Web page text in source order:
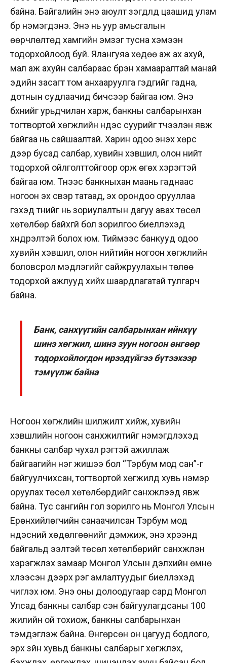
байна. Байгалийн энэ аюулт үзэгдлүүд цаашид улам
бүр нэмэгдэнэ. Энэ нь уур амьсгалын
өөрчлөлтөд хамгийн эмзэг тусна хэмээн
тодорхойлоод буй. Ялангуяа хөдөө аж ах ахуй,
мал аж ахуйн салбараас бүрэн хамааралтай манай
эдийн засагт том анхааруулга гэдгийг гадна,
дотнын судлаачид бичсээр байгаа юм. Энэ
бүхнийг урьдчилан харж, банкны салбарынхан
тогтвортой хөгжлийн үндэс суурийг түүчээлэн явж
байгаа нь сайшаалтай. Харин одоо энэхүү хөрс
дээр бусад салбар, хувийн хэвшил, олон нийт
тодорхой ойлголттойгоор орж өгөх хэрэгтэй
байгаа юм. Түүнээс банкныхан маань гаднаас
ногоон эх үүсвэр татаад, эх орондоо орууллаа
гэхэд түүнийг нь зориулалтын дагуу авах төсөл
хөтөлбөр байхгүй бол зорилгоо биелүүлэхэд
хүндрэлтэй болох юм. Тиймээс банкууд одоо
хувийн хэвшил, олон нийтийн ногоон хөгжлийн
боловсрол мэдлэгийг сайжруулахын төлөө
тодорхой ажлууд хийх шаардлагатай тулгарч
байна.
Банк, санхүүгийн салбарынхан ийнхүү
шинэ хөгжил, шинэ зуун ногоон өнгөөр
тодорхойлогдон ирээдүйгээ бүтээхээр
тэмүүлж байна
Ногоон хөгжлийн шилжилт хийж, хувийн
хэвшлийн ногоон санхүүжилтийг нэмэгдүүлэхэд
банкны салбар чухал үүрэгтэй ажиллаж
байгаагийн нэг жишээ бол “Тэрбум мод сан”-г
байгуулчихсан, тогтвортой хөгжилд хувь нэмэр
оруулах төсөл хөтөлбөрүүдийг санхүүжүүлээд явж
байна. Тус сангийн гол зорилго нь Монгол Улсын
Ерөнхийлөгчийн санаачилсан Тэрбум мод
үндэсний хөдөлгөөнийг дэмжиж, энэ хүрээнд
байгальд ээлтэй төсөл хөтөлбөрийг санхүүжүүлэн
хэрэгжүүлэх замаар Монгол Улсын дэлхийн өмнө
хүлээсэн дээрх үүрэг амлалтуудыг биелүүлэхэд
чиглэх юм. Энэ оны долоодугаар сард Монгол
Улсад банкны салбар үүсэн байгуулагдсаны 100
жилийн ой тохиож, банкны салбарынхан
тэмдэглэж байна. Өнгөрсөн он цагууд бодлого,
эрх зүйн хувьд банкны салбарыг хөгжүүлэх,